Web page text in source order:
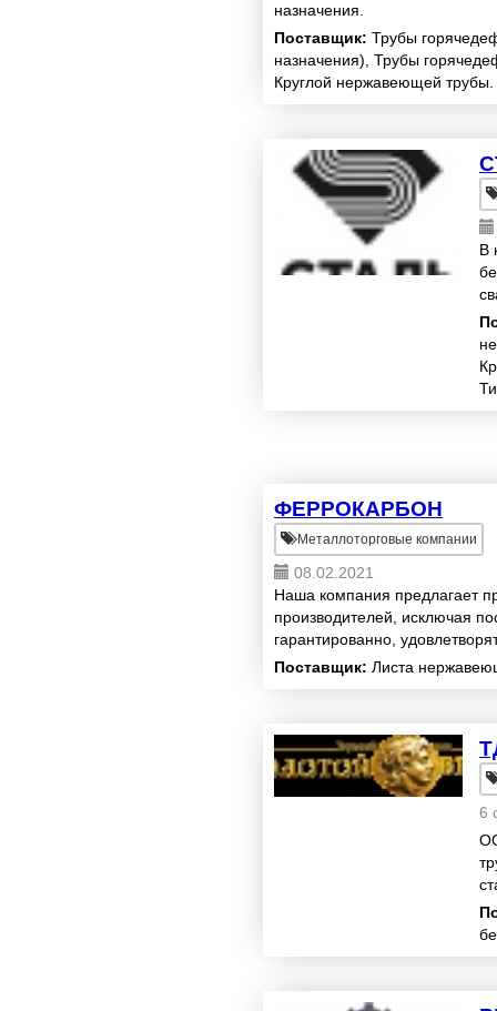
назначения.
Поставщик: Трубы
назначения), Трубы
Круглой нержавеющей трубы.
В
ФЕРРОКАРБОН
Металлоторговые компании
08.02.2021
Наша компания предлагает
производителей, исключая
гарантированно,
строгие требования
Поставщик: Листа
6